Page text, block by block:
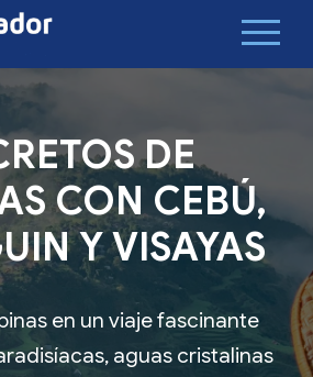
DE
CON CEBÚ,
Y VISAYAS
en un viaje fascinante
aguas cristalinas